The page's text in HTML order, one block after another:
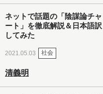
ネットで話題の「陰謀論チャ
ート」を徹底解説＆日本語訳
してみた
2021.05.03 社会
清義明